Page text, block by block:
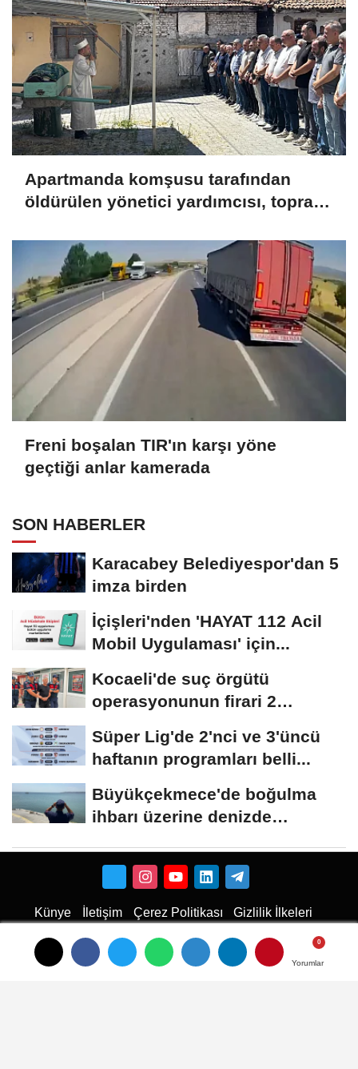
Yorumlar
Yorumlar
Yorumlar
Apartmanda komşusu tarafından
öldürülen yönetici yardımcısı, toprağa
Freni boşalan TIR'ın karşı yöne
geçtiği anlar kamerada
SON HABERLER
Karacabey Belediyespor'dan 5
imza birden
İçişleri'nden 'HAYAT 112 Acil
Mobil Uygulaması' için...
Kocaeli'de suç örgütü
operasyonunun firari 2
Süper Lig'de 2'nci ve 3'üncü
haftanın programları belli...
Büyükçekmece'de boğulma
ihbarı üzerine denizde
Künye İletişim Çerez Politikası Gizlilik İlkeleri
Karaman Haber Haber Karaman Haber Karaman Web Tasarım Hukuki Haber
Karaman
Emlak
Karaman Çiçekci
Haber